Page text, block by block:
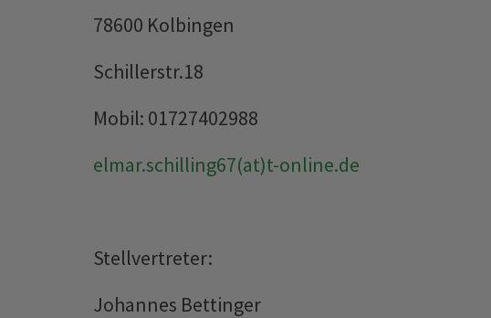
78600 Kolbingen
Schillerstr.18
Mobil: 01727402988
elmar.schilling67(at)t-online.de
Stellvertreter:
Johannes Bettinger